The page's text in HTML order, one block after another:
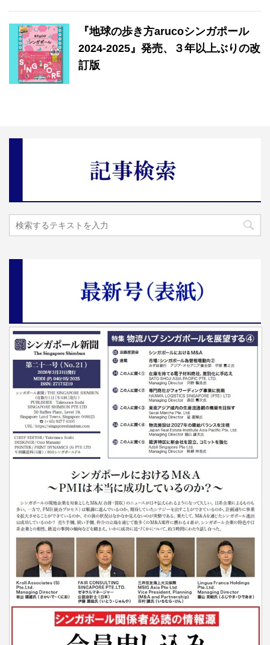
『地球の歩き方arucoシンガポール
2024-2025』発売、３年以上ぶりの改
訂版